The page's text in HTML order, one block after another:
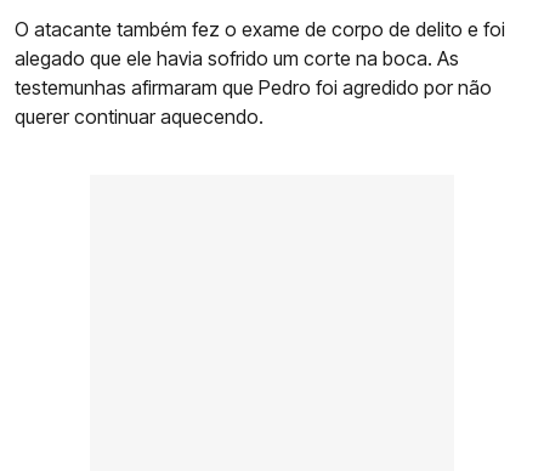
O atacante também fez o exame de corpo de delito e foi
alegado que ele havia sofrido um corte na boca. As
testemunhas afirmaram que Pedro foi agredido por não
querer continuar aquecendo.